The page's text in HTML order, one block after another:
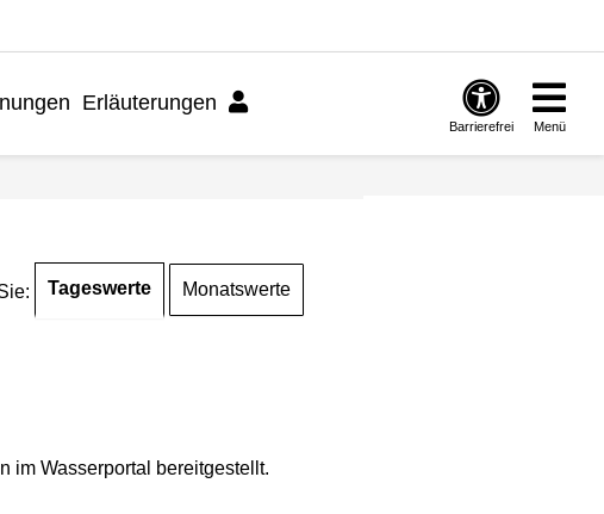
Erläuterungen
Barrierefrei Menü
Tageswerte Monatswerte
im Wasserportal bereitgestellt.